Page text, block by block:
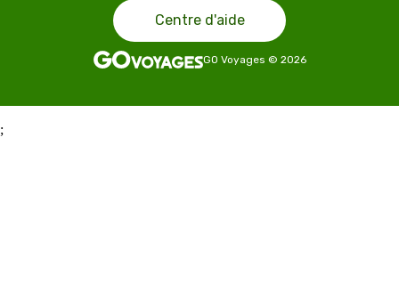
Centre d'aide
GO Voyages © 2026
;